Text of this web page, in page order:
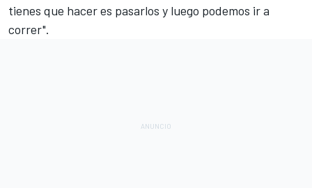
tienes que hacer es pasarlos y luego podemos ir a
correr".